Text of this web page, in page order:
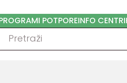
POTPOREINFO CENTRI
Pretraga